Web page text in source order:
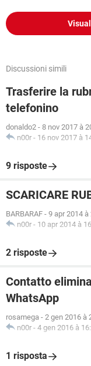
Discussioni simili
Trasferire la
telefonino
donaldo2 - 8 nov 2017 à
n00r - 16 nov 2017 à
9 risposte
SCARICARE
BARBARAF - 9 apr 2014 à
n00r - 10 apr 2014 à
2 risposte
Contatto
WhatsApp
rosamega - 2 gen 2016 à
n00r - 4 gen 2016 à
1 risposta